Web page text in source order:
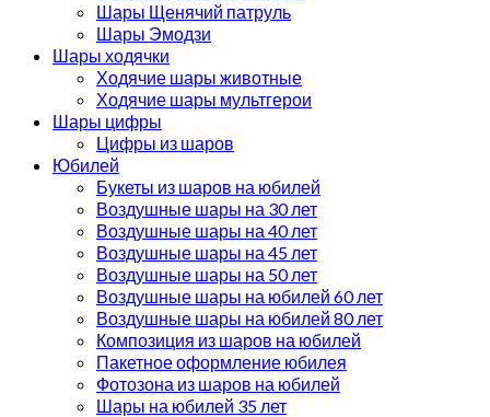
Шары Щенячий патруль
Шары Эмодзи
Шары ходячки
Ходячие шары животные
Ходячие шары мультгерои
Шары цифры
Цифры из шаров
Юбилей
Букеты из шаров на юбилей
Воздушные шары на 30 лет
Воздушные шары на 40 лет
Воздушные шары на 45 лет
Воздушные шары на 50 лет
Воздушные шары на юбилей 60 лет
Воздушные шары на юбилей 80 лет
Композиция из шаров на юбилей
Пакетное оформление юбилея
Фотозона из шаров на юбилей
Шары на юбилей 35 лет